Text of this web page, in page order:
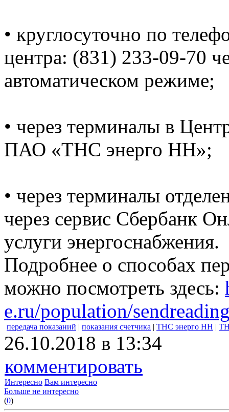
• круглосуточно по
центра: (831) 233-09-70
автоматическом режиме;
• через терминалы в
ПАО «ТНС энерго НН»;
• через терминалы
через сервис Сбербанк
услуги энергоснабжения.
Подробнее о способах
можно посмотреть здесь:
e.ru/population/
передача показаний | показания счетчика | ТНС энерго НН |
26.10.2018 в 13:34
комментировать
Интересно Вам интересно
Больше не интересно
(0)